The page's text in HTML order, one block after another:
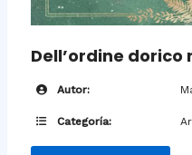
Dell’ordine dorico
Autor:
Categoría: